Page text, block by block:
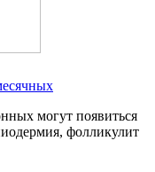
могут появиться
фолликулит